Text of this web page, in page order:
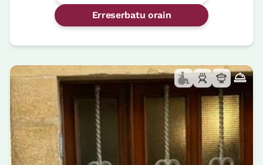
Erreserbatu orain